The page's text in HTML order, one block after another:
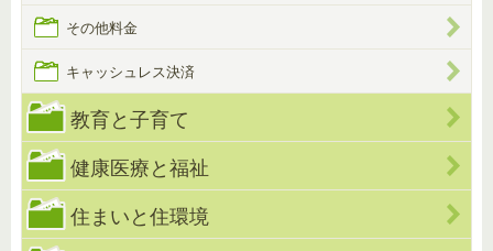
その他料金
キャッシュレス決済
教育と子育て
健康医療と福祉
住まいと住環境